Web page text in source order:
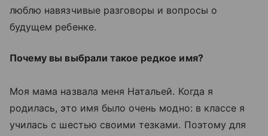
люблю навязчивые разговоры и вопросы о
будущем ребенке.
Почему вы выбрали такое редкое имя?
Моя мама назвала меня Натальей. Когда я
родилась, это имя было очень модно: в классе я
училась с шестью своими тезками. Поэтому для